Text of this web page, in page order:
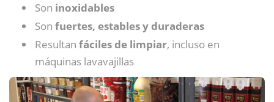
Son inoxidables
Son fuertes, estables y duraderas
Resultan fáciles de limpiar, incluso en
máquinas lavavajillas